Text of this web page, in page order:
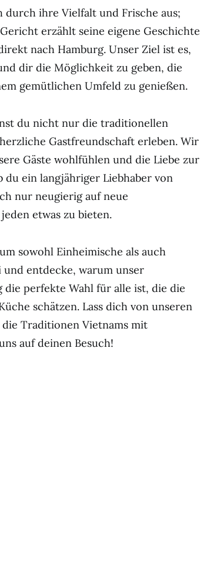
durch ihre Vielfalt und Frische aus;
erzählt seine eigene Geschichte
nach Hamburg. Unser Ziel ist es,
dir die Möglichkeit zu geben, die
gemütlichen Umfeld zu genießen.
du nicht nur die traditionellen
Gastfreundschaft erleben. Wir
Gäste wohlfühlen und die Liebe zur
du ein langjähriger Liebhaber von
nur neugierig auf neue
etwas zu bieten.
sowohl Einheimische als auch
und entdecke, warum unser
die perfekte Wahl für alle ist, die die
schätzen. Lass dich von unseren
Traditionen Vietnams mit
auf deinen Besuch!